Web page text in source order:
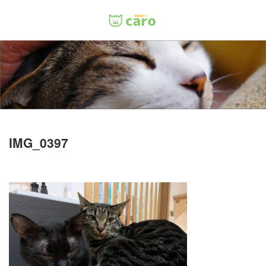
IMG_0397
Menu
ホーム
料金
里親について
お問い合わせ